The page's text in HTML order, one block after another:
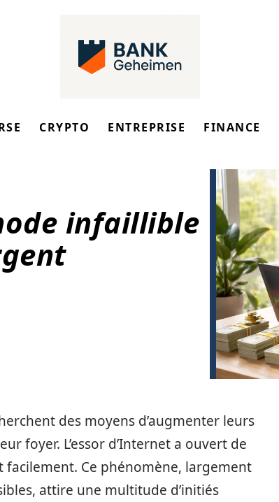
CRYPTO ENTREPRISE FINANCE
infaillible
des moyens d’augmenter leurs
foyer. L’essor d’Internet a ouvert de
facilement. Ce phénomène, largement
attire une multitude d’initiés